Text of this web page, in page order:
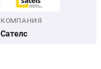
КОМПАНИЯ
Сателс